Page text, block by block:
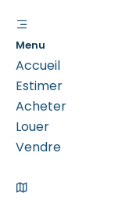
Menu
Accueil
Estimer
Acheter
Louer
Vendre